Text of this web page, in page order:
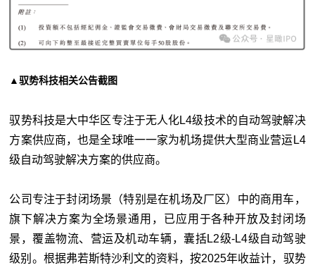
▲驭势科技相关公告截图
驭势科技是大中华区专注于无人化L4级技术的自动驾驶解决
方案供应商，也是全球唯一一家为机场提供大型商业营运L4
级自动驾驶解决方案的供应商。
公司专注于封闭场景（特别是在机场及厂区）中的商用车，
旗下解决方案为全场景通用，已应用于各种开放及封闭场
景，覆盖物流、营运及机动车辆，囊括L2级-L4级自动驾驶
级别。根据弗若斯特沙利文的资料，按2025年收益计，驭势